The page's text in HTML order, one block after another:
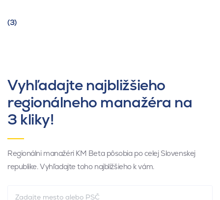
(3)
Vyhľadajte najbližšieho
regionálneho manažéra na
3 kliky!
Regionálni manažéri KM Beta pôsobia po celej Slovenskej
republike. Vyhľadajte toho najbližšieho k vám.